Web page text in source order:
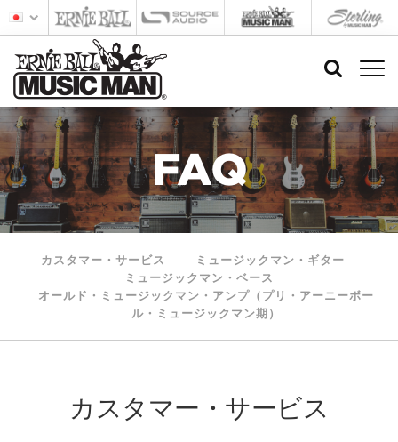
FAQ
カスタマー・サービス
ミュージックマン・ギター
ミュージックマン・ベース
オールド・ミュージックマン・アンプ（プリ・アーニーボー
ル・ミュージックマン期）
カスタマー・サービス